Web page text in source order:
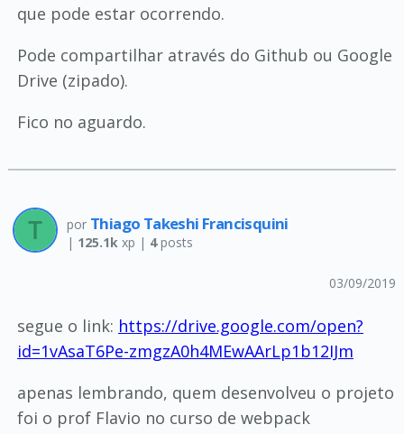
que pode estar ocorrendo.
Pode compartilhar através do Github ou Google
Drive (zipado).
Fico no aguardo.
por Thiago Takeshi Francisquini
| 125.1kxp | 4posts
03/09/2019
segue o link: https://drive.google.com/open?
id=1vAsaT6Pe-zmgzA0h4MEwAArLp1b12IJm
apenas lembrando, quem desenvolveu o projeto
foi o prof Flavio no curso de webpack